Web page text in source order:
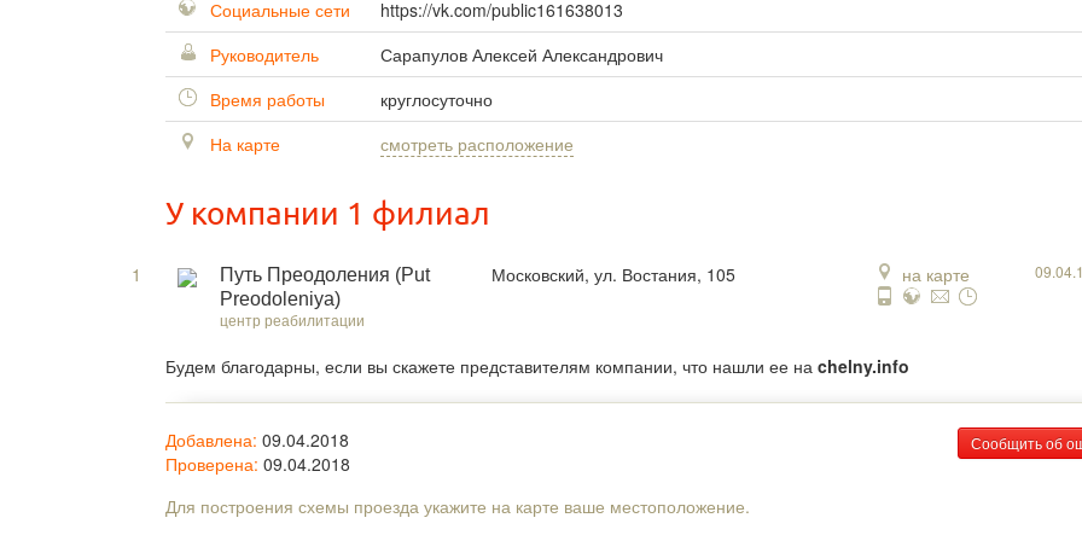
Социальные сети
https://vk.com/public161638013
Руководитель
Сарапулов Алексей Александрович
Время работы
круглосуточно
На карте
смотреть расположение
У компании 1 филиал
1
Путь Преодоления (Put
Preodoleniya)
центр реабилитации
Московский, ул. Востания, 105 на карте
Будем благодарны, если вы скажете представителям компании, что нашли ее на chelny.info
Сообщить об
Добавлена: 09.04.2018
Проверена: 09.04.2018
Для построения схемы проезда укажите на карте ваше местоположение.